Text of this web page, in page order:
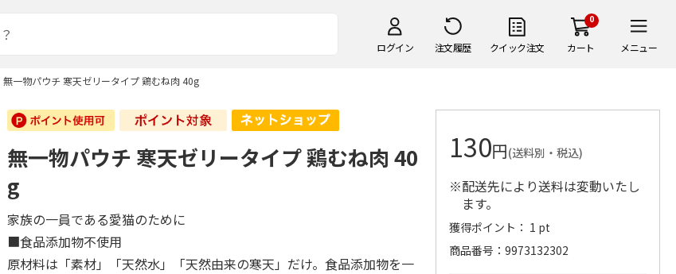
ログイン 注文履歴 クイック注文
0
カート メニュー
無一物パウチ 寒天ゼリータイプ 鶏むね肉 40g
無一物パウチ 寒天ゼリータイプ 鶏むね肉 40
g
家族の一員である愛猫のために
■食品添加物不使用
原材料は「素材」「天然水」「天然由来の寒天」だけ。食品添加物を一
130円(送料別・税込)
※配送先により送料は変動いたし
ます。
獲得ポイント： 1 pt
商品番号
9973132302